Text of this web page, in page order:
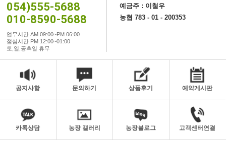
054)555-5688
010-8590-5688
업무시간 AM 09:00~PM 06:00
점심시간 PM 12:00~01:00
토,일,공휴일 휴무
예금주 : 이철우
농협 783 - 01 - 200353
공지사항 문의하기 상품후기 예약게시판
카톡상담 농장 갤러리 농장블로그 고객센터연결